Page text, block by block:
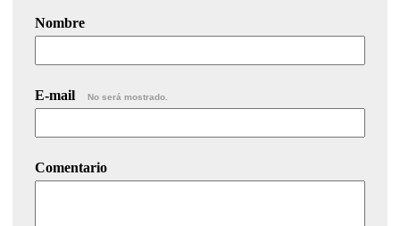
Nombre
E-mail No será mostrado.
Comentario